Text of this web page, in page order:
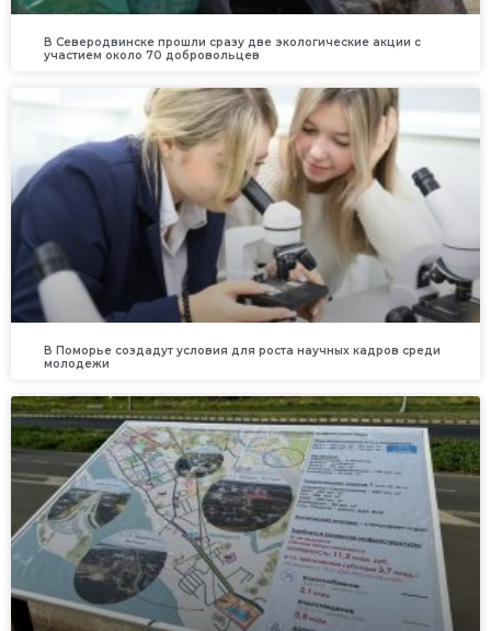
В Северодвинске прошли сразу две экологические акции с
участием около 70 добровольцев
В Поморье создадут условия для роста научных кадров среди
молодежи